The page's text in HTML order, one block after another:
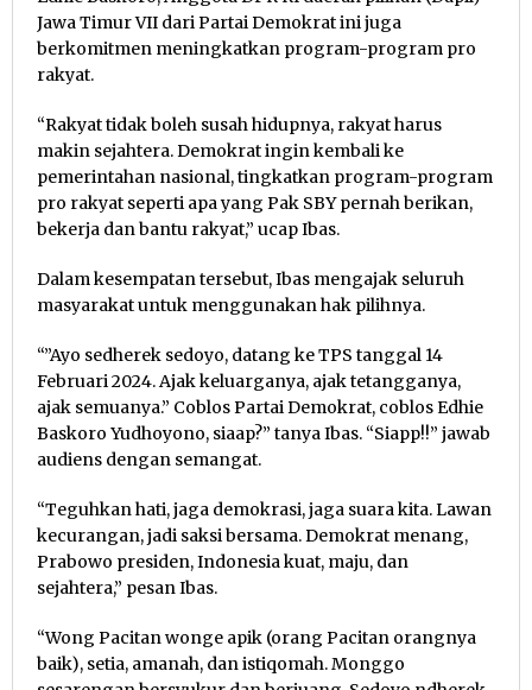
Jawa Timur VII dari Partai Demokrat ini juga
berkomitmen meningkatkan program-program pro
rakyat.
“Rakyat tidak boleh susah hidupnya, rakyat harus
makin sejahtera. Demokrat ingin kembali ke
pemerintahan nasional, tingkatkan program-program
pro rakyat seperti apa yang Pak SBY pernah berikan,
bekerja dan bantu rakyat,” ucap Ibas.
Dalam kesempatan tersebut, Ibas mengajak seluruh
masyarakat untuk menggunakan hak pilihnya.
“”Ayo sedherek sedoyo, datang ke TPS tanggal 14
Februari 2024. Ajak keluarganya, ajak tetangganya,
ajak semuanya.” Coblos Partai Demokrat, coblos Edhie
Baskoro Yudhoyono, siaap?” tanya Ibas. “Siapp!!” jawab
audiens dengan semangat.
“Teguhkan hati, jaga demokrasi, jaga suara kita. Lawan
kecurangan, jadi saksi bersama. Demokrat menang,
Prabowo presiden, Indonesia kuat, maju, dan
sejahtera,” pesan Ibas.
“Wong Pacitan wonge apik (orang Pacitan orangnya
baik), setia, amanah, dan istiqomah. Monggo